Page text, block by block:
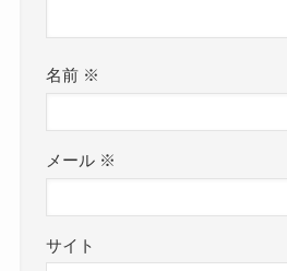
名前 ※
メール ※
サイト